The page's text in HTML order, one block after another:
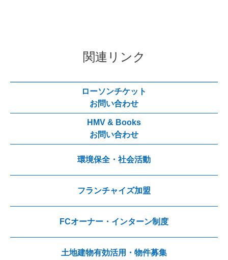
関連リンク
ローソンチケット
お問い合わせ
HMV & Books
お問い合わせ
環境保全・社会活動
フランチャイズ加盟
FCオーナー・インターン制度
土地建物有効活用・物件募集